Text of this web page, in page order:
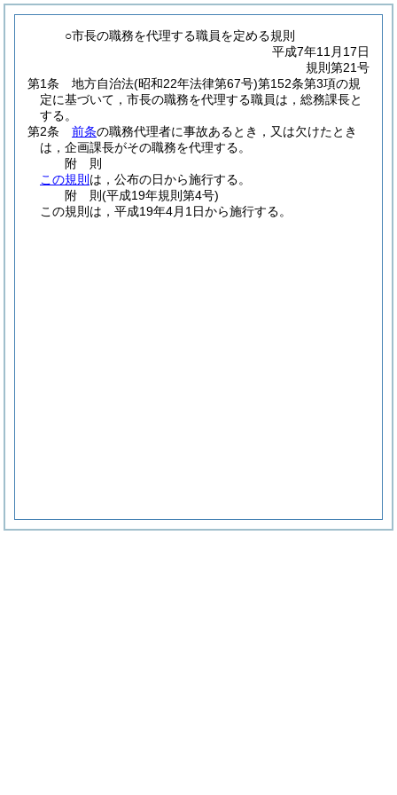
○市長の職務を代理する職員を定める規則
平成7年11月17日
規則第21号
第1条
地方自治法(昭和22年法律第67号)第152条第3項の規
定に基づいて，市長の職務を代理する職員は，総務課長と
する。
第2条
前条の職務代理者に事故あるとき，又は欠けたとき
は，企画課長がその職務を代理する。
附 則
この規則 は，公布の日から施行する。
附 則(平成19年規則第4号)
この規則は，平成19年4月1日から施行する。